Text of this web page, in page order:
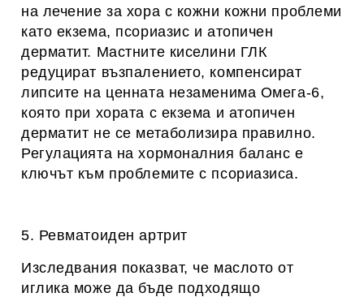
на лечение за хора с кожни кожни проблеми
като екзема, псориазис и атопичен
дерматит. Мастните киселини ГЛК
редуцират възпалението, компенсират
липсите на ценната незаменима Омега-6,
която при хората с екзема и атопичен
дерматит не се метаболизира правилно.
Регулацията на хормоналния баланс е
ключът към проблемите с псориазиса.
5. Ревматоиден артрит
Изследвания показват, че маслото от
иглика може да бъде подходящо